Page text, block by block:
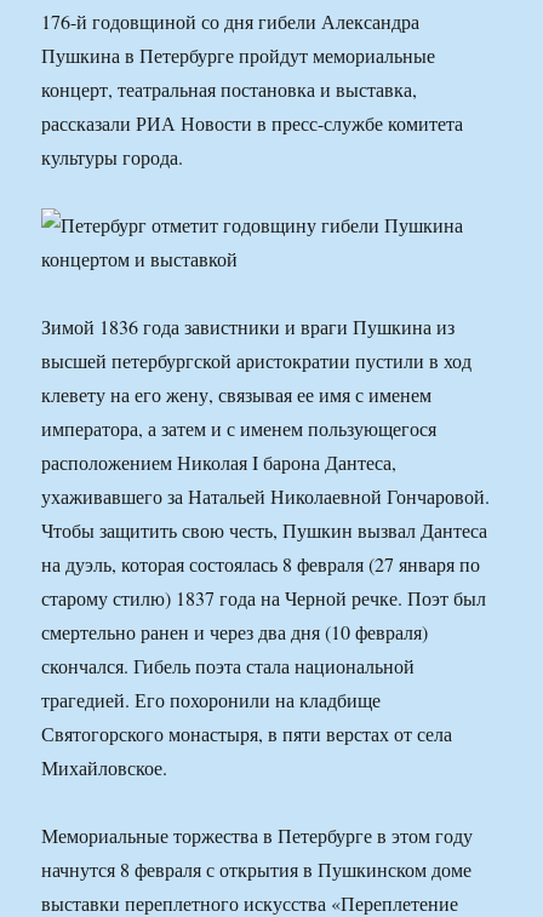
176-й годовщиной со дня гибели Александра
Пушкина в Петербурге пройдут мемориальные
концерт, театральная постановка и выставка,
рассказали РИА Новости в пресс-службе комитета
культуры города.
Зимой 1836 года завистники и враги Пушкина из
высшей петербургской аристократии пустили в ход
клевету на его жену, связывая ее имя с именем
императора, а затем и с именем пользующегося
расположением Николая I барона Дантеса,
ухаживавшего за Натальей Николаевной Гончаровой.
Чтобы защитить свою честь, Пушкин вызвал Дантеса
на дуэль, которая состоялась 8 февраля (27 января по
старому стилю) 1837 года на Черной речке. Поэт был
смертельно ранен и через два дня (10 февраля)
скончался. Гибель поэта стала национальной
трагедией. Его похоронили на кладбище
Святогорского монастыря, в пяти верстах от села
Михайловское.
Мемориальные торжества в Петербурге в этом году
начнутся 8 февраля с открытия в Пушкинском доме
выставки переплетного искусства «Переплетение